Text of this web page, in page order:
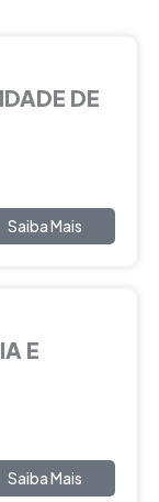
DE
Saiba Mais
E
Saiba Mais